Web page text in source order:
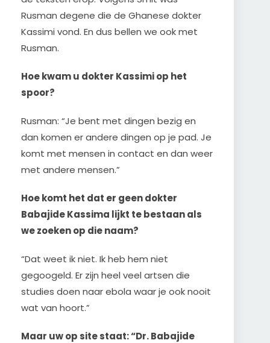
Rusman degene die de Ghanese dokter
Kassimi vond. En dus bellen we ook met
Rusman.
Hoe kwam u dokter Kassimi op het
spoor?
Rusman: “Je bent met dingen bezig en
dan komen er andere dingen op je pad. Je
komt met mensen in contact en dan weer
met andere mensen.”
Hoe komt het dat er geen dokter
Babajide Kassima lijkt te bestaan als
we zoeken op die naam?
“Dat weet ik niet. Ik heb hem niet
gegoogeld. Er zijn heel veel artsen die
studies doen naar ebola waar je ook nooit
wat van hoort.”
Maar uw op site staat: “Dr. Babajide